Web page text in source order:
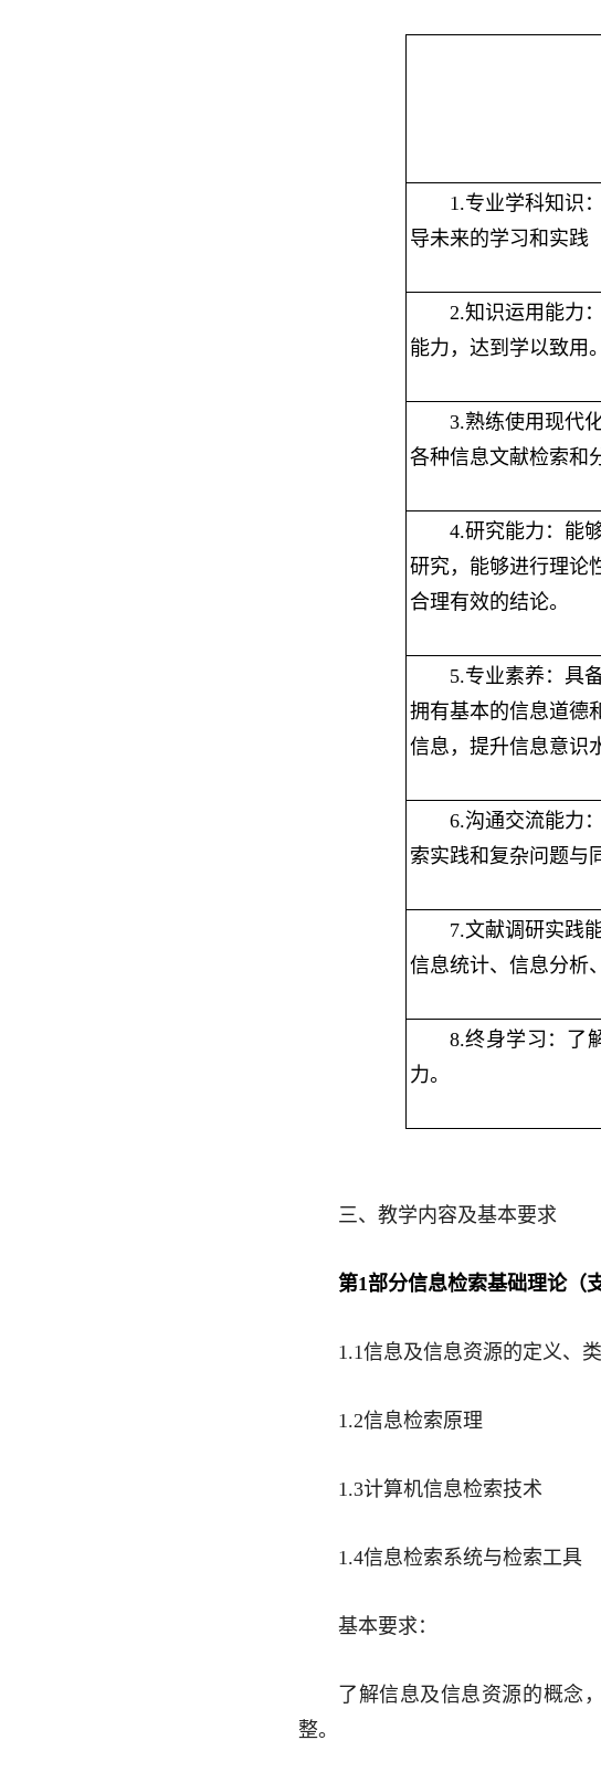
1.专业学科知识
导未来的学习和实践
2.知识运用能力
能力，达到学以致用。
3.熟练使用现代
各种信息文献检索和
4.研究能力：能
研究，能够进行理论
合理有效的结论。
5.专业素养：具
拥有基本的信息道德
信息，提升信息意识
6.沟通交流能力
索实践和复杂问题与
7.文献调研实践
信息统计、 信息分析、
8.终身学习：了
力。
三、教学内容及基本要求
第1部分信息检索基础理论（
1.1信息及信息资源的定义、
1.2信息检索原理
1.3计算机信息检索技术
1.4信息检索系统与检索工具
基本要求：
了解信息及信息资源的概念
整。